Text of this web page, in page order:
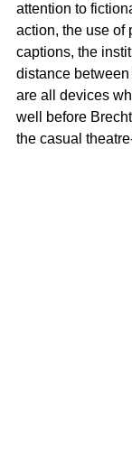
attention to
action, the use of
captions, the
distance
are all devices
well before
the casual